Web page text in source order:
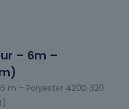
– 6m –
m – Polyester 420D 320